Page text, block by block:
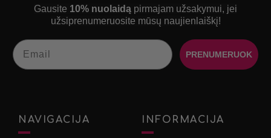
Gausite 10% nuolaidą pirmajam užsakymui, jei
užsiprenumeruosite mūsų naujienlaiškį!
Email
PRENUMERUOK
NAVIGACIJA INFORMACIJA